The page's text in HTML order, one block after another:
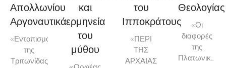
Απολλωνίου
Αργοναυτικά
«Εντοπισμός
της
Τριτωνίδας
και
ερμηνεία
του
μύθου
του
Ιπποκράτους
«ΠΕΡΙ
ΤΗΣ
ΑΡΧΑΙΑΣ
Θεολογίας
«Οι
διαφορές
της
Πλατωνικής